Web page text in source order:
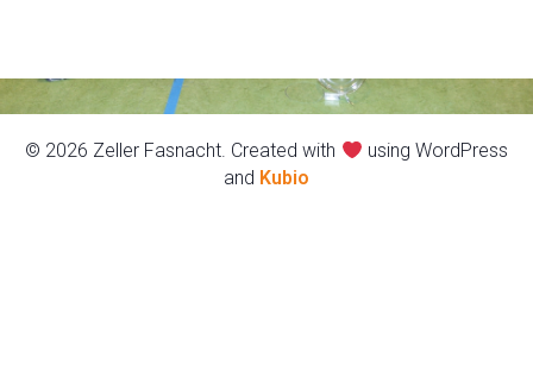
© 2026 Zeller Fasnacht. Created with
using WordPress
and Kubio